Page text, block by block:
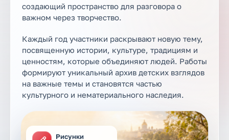
создающий пространство для разговора о
важном через творчество.
Каждый год участники раскрывают новую тему,
посвященную истории, культуре, традициям и
ценностям, которые объединяют людей. Работы
формируют уникальный архив детских взглядов
на важные темы и становятся частью
культурного и нематериального наследия.
Рисунки